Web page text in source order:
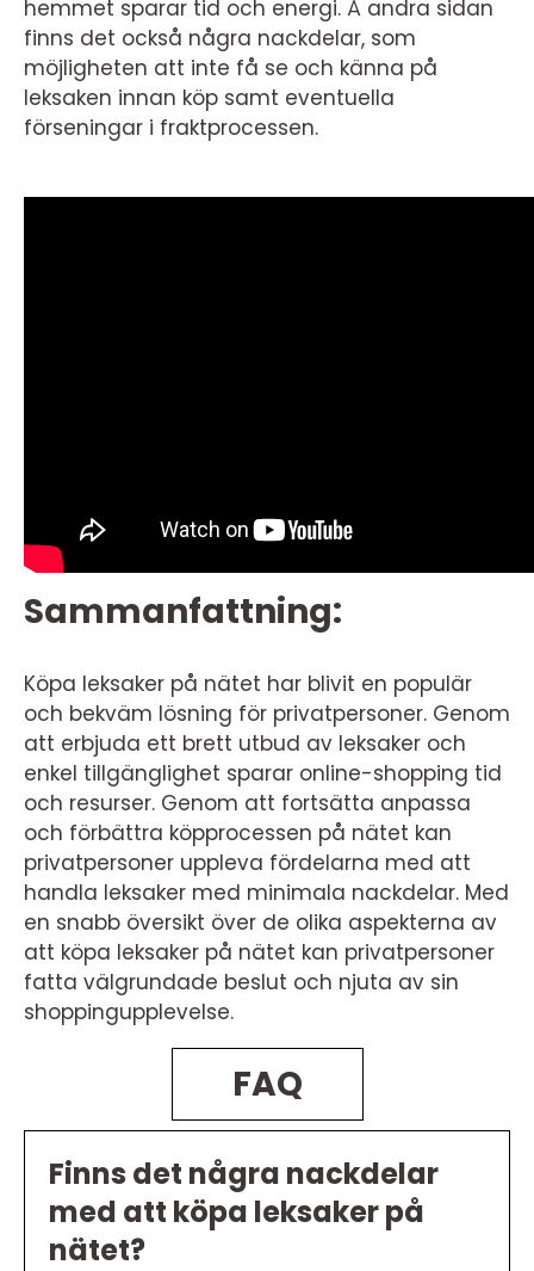
hemmet sparar tid och energi. Å andra sidan
finns det också några nackdelar, som
möjligheten att inte få se och känna på
leksaken innan köp samt eventuella
förseningar i fraktprocessen.
Sammanfattning:
Köpa leksaker på nätet har blivit en populär
och bekväm lösning för privatpersoner. Genom
att erbjuda ett brett utbud av leksaker och
enkel tillgänglighet sparar online-shopping tid
och resurser. Genom att fortsätta anpassa
och förbättra köpprocessen på nätet kan
privatpersoner uppleva fördelarna med att
handla leksaker med minimala nackdelar. Med
en snabb översikt över de olika aspekterna av
att köpa leksaker på nätet kan privatpersoner
fatta välgrundade beslut och njuta av sin
shoppingupplevelse.
FAQ
Finns det några nackdelar
med att köpa leksaker på
nätet?